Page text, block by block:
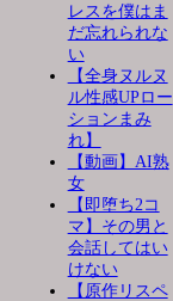
レスを僕はま
だ忘れられな
い
【全身ヌルヌ
ル性感UPロー
ションまみ
れ】
【動画】AI熟
女
【即堕ち2コ
マ】その男と
会話してはい
けない
【原作リスペ